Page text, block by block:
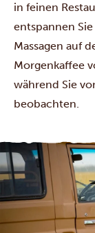
in feinen
entspannen
Massagen auf
Morgenkaffee
während Sie
beobachten.